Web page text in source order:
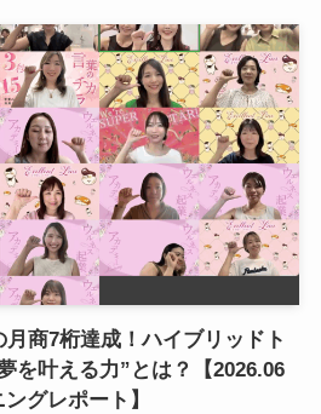
商7桁達成！ハイブリッドト
を叶える力”とは？【2026.06
グレポート】